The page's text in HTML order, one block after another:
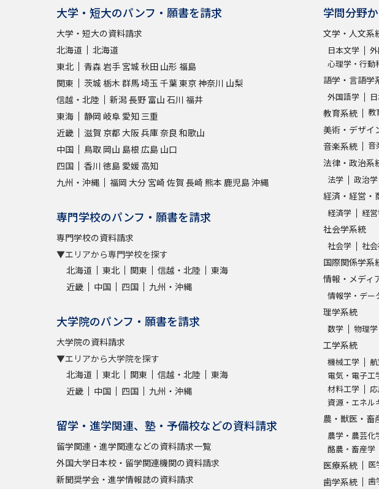
大学・短大のパンフ・願書を請求
大学・短大の資料請求
北海道
北海道
東北
青森 岩手 宮城 秋田 山形 福島
関東
茨城 栃木 群馬埼玉 千葉東京神奈川 山梨
信越・北陸
新潟長野 富山 石川 福井
東海
静岡 岐阜 愛知 三重
近畿
滋賀 京都 大阪兵庫奈良 和歌山
中国
鳥取 岡山 島根 広島 山口
四国
香川 徳島 愛媛 高知
九州・沖縄
福岡 大分 宮崎 佐賀 長崎 熊本 鹿児島沖縄
専門学校のパンフ・願書を請求
専門学校の資料請求
▼エリアから専門学校を探す
北海道
東北 関東 信越・北陸
東海
近畿
中国 四国 九州・沖縄
大学院のパンフ・願書を請求
大学院の資料請求
▼エリアから大学院を探す
北海道
東北 関東 信越・北陸
東海
近畿
中国 四国 九州・沖縄
留学・進学関連、塾・予備校などの資料請求
留学関連・進学関連などの資料請求一覧
外国大学日本校・留学関連機関の資料請求
新聞奨学会・進学情報誌の資料請求
学問分野
文学・人文系
日本文学
心理学・行動
語学・言語学
外国語学
教育系統 教
美術・デザイ
音楽系統 音
法律・政治系
法学 政治学
経済・経営・
経済学 経
社会学系統
社会学 社
国際関係学系
情報・メディ
情報学・デー
理学系統
数学 物理学
工学系統
機械工学
電気・電子工
材料工学
資源・エネル
農・獣医・畜
農学・農芸化
酪農・畜産学
医療系統 医
歯学系統 歯